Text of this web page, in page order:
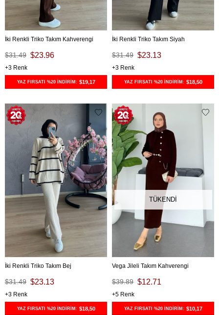
İki Renkli Triko Takım Kahverengi
$23.96
$31.49
3
YAZ FIRSATI %20 İNDİRİM: $19,17
İki Renkli Triko Takım Siyah
$23.13
$31.49
3
YAZ FIRSATI %20 İNDİRİM: $18,50
İki Renkli Triko Takım Bej
$23.13
$31.49
3
YAZ FIRSATI %20 İNDİRİM: $18,50
TÜKENDI
Vega Jileli Takım Kahverengi
$12.71
$39.89
5
YAZ FIRSATI %20 İNDİRİM: $10,17